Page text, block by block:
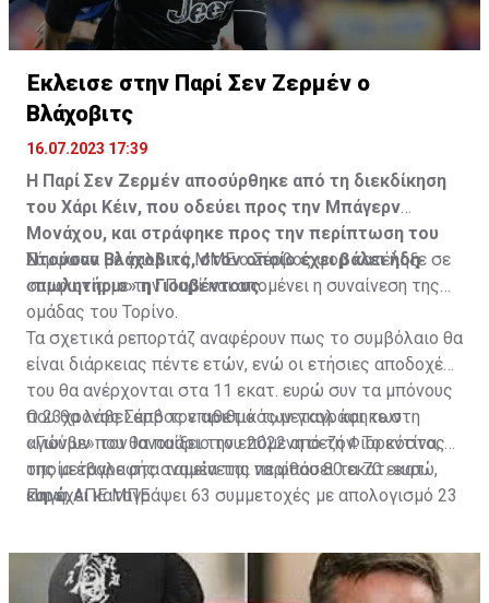
Έκλεισε στην Παρί Σεν Ζερμέν ο
Βλάχοβιτς
16.07.2023 17:39
Η Παρί Σεν Ζερμέν αποσύρθηκε από τη διεκδίκηση
του Χάρι Κέιν, που οδεύει προς την Μπάγερν
Μονάχου, και στράφηκε προς την περίπτωση του
Ντούσαν Βλάχοβιτς, στον οποίο έχει βάλει ήδη
«πωλητήριο» η Γιουβέντους.
Σύμφωνα με γαλλικά ΜΜΕ ο Σέρβος φορ κατέληξε σε
συμφωνία με την Παρί και απομένει η συναίνεση της
ομάδας του Τορίνο.
Τα σχετικά ρεπορτάζ αναφέρουν πως το συμβόλαιο θα
είναι διάρκειας πέντε ετών, ενώ οι ετήσιες αποδοχές
του θα ανέρχονται στα 11 εκατ. ευρώ συν τα μπόνους
που θα λάβει από τον αριθμό των γκολ και των
αγώνων που θα παίξει την επόμενη σεζόν. Το κόστος
της μεταγραφής αναμένεται να φθάσει τα 70 εκατ.
ευρώ.
Ο 23χρονος Σέρβος επιθετικός μεταγράφηκε στη
«Γιούβε» τον Ιανουάριο του 2022 από τη Φιορεντίνα, η
οποία έβαλε στα ταμεία της περίπου 80 εκατ. ευρώ,
και έχει καταγράψει 63 συμμετοχές με απολογισμό 23
Πηγή: ΑΠΕ ΜΠΕ